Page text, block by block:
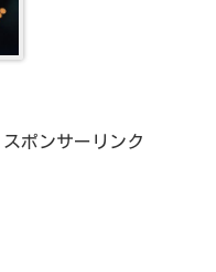
スポンサーリンク